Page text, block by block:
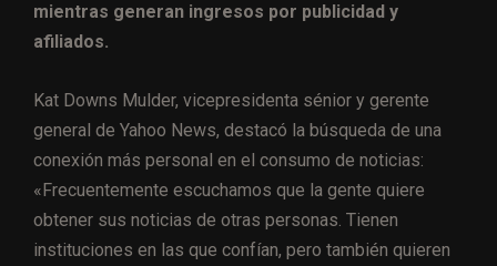
mientras generan ingresos por publicidad y
afiliados.
Kat Downs Mulder, vicepresidenta sénior y gerente
general de Yahoo News, destacó la búsqueda de una
conexión más personal en el consumo de noticias:
«Frecuentemente escuchamos que la gente quiere
obtener sus noticias de otras personas. Tienen
instituciones en las que confían, pero también quieren